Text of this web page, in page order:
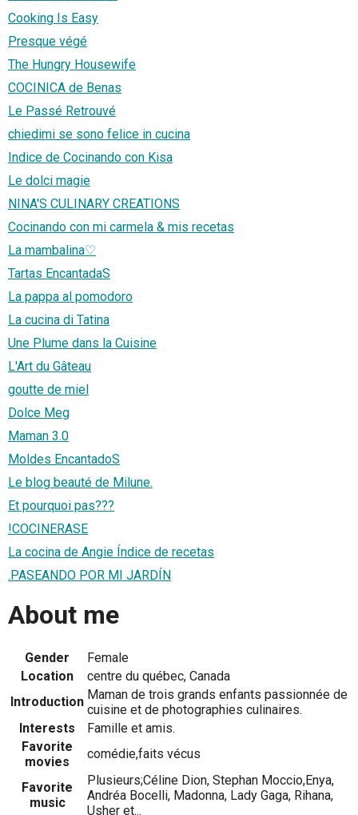
Cooking Is Easy
Presque végé
The Hungry Housewife
COCINICA de Benas
Le Passé Retrouvé
chiedimi se sono felice in cucina
Indice de Cocinando con Kisa
Le dolci magie
NINA'S CULINARY CREATIONS
Cocinando con mi carmela & mis recetas
La mambalina♡
Tartas EncantadaS
La pappa al pomodoro
La cucina di Tatina
Une Plume dans la Cuisine
L'Art du Gâteau
goutte de miel
Dolce Meg
Maman 3.0
Moldes EncantadoS
Le blog beauté de Milune.
Et pourquoi pas???
!COCINERASE
La cocina de Angie Índice de recetas
.PASEANDO POR MI JARDÍN
About me
Gender
Female
Location
centre du québec, Canada
Introduction Maman de trois grands enfants passionnée de
cuisine et de photographies culinaires.
Interests
Famille et amis.
Favorite
movies
comédie,faits vécus
Favorite
music
Plusieurs;Céline Dion, Stephan Moccio,Enya,
Andréa Bocelli, Madonna, Lady Gaga, Rihana,
Usher et...